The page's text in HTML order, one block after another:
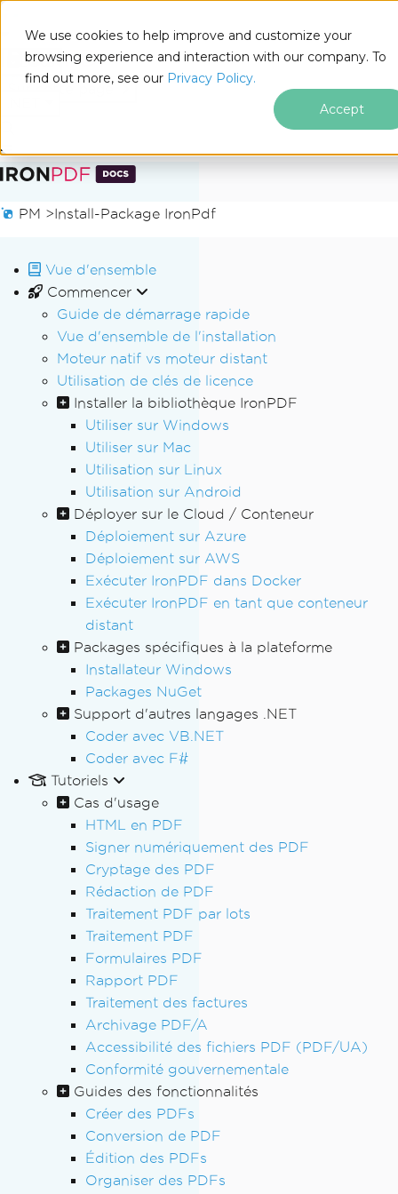
We use cookies to help improve and customize your
browsing experience and interaction with our company. To
find out more, see our Privacy Policy.
Accept
Passer au contenu du pied de page
Docs
Sur cette page
PM >Install-Package IronPdf
Vue d'ensemble
Commencer
Guide de démarrage rapide
Vue d'ensemble de l'installation
Moteur natif vs moteur distant
Utilisation de clés de licence
Installer la bibliothèque IronPDF
Utiliser sur Windows
Utiliser sur Mac
Utilisation sur Linux
Utilisation sur Android
Déployer sur le Cloud / Conteneur
Déploiement sur Azure
Déploiement sur AWS
Exécuter IronPDF dans Docker
Exécuter IronPDF en tant que conteneur
distant
Packages spécifiques à la plateforme
Installateur Windows
Packages NuGet
Support d'autres langages .NET
Coder avec VB.NET
Coder avec F#
Tutoriels
Cas d'usage
HTML en PDF
Signer numériquement des PDF
Cryptage des PDF
Rédaction de PDF
Traitement PDF par lots
Traitement PDF
Formulaires PDF
Rapport PDF
Traitement des factures
Archivage PDF/A
Accessibilité des fichiers PDF (PDF/UA)
Conformité gouvernementale
Guides des fonctionnalités
Créer des PDFs
Conversion de PDF
Édition des PDFs
Organiser des PDFs